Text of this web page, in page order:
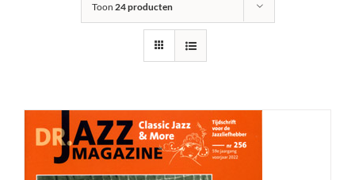
Toon 24 producten